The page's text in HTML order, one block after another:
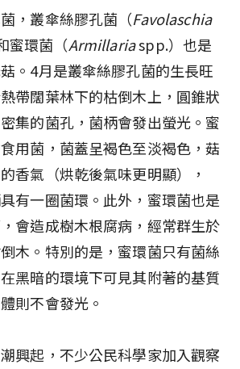
，叢傘絲膠孔菌（Favolaschia
蜜環菌（Armillariaspp.）也是
。4月是叢傘絲膠孔菌的生長旺
帶闊葉林下的枯倒木上，圓錐狀
集的菌孔，菌柄會發出螢光。蜜
用菌，菌蓋呈褐色至淡褐色，菇
香氣（烘乾後氣味更明顯），
具有一圈菌環。此外，蜜環菌也是
會造成樹木根腐病，經常群生於
木。特別的是，蜜環菌只有菌絲
黑暗的環境下可見其附著的基質
則不會發光。
興起，不少公民科學家加入觀察